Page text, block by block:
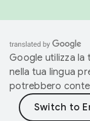
Google utilizza
nella tua lingua
potrebbero